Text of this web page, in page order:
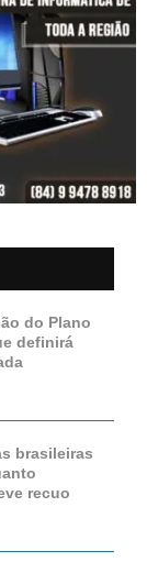
do Plano
definirá
brasileiras
recuo